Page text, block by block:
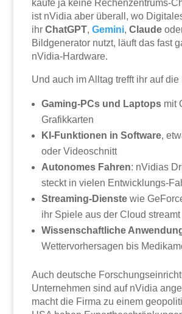
kaufe ja keine Rechenzentrums-
ist nVidia aber überall, wo
ihrChatGPT,Gemini,Claude
Bildgenerator nutzt, läuft das fast
nVidia-Hardware.
Und auch im Alltag trefft ihr auf die
Gaming-PCs und Laptops mit
Grafikkarten
KI-Funktionen in Software,
oder Videoschnitt
Autonomes Fahren: nVidias
steckt in vielen Entwicklungs-
Streaming-Dienste wie
ihr Spiele aus der Cloud streamt
Wissenschaftliche
Wettervorhersagen bis
Auch deutsche
Unternehmen sind auf nVidia
macht die Firma zu einem